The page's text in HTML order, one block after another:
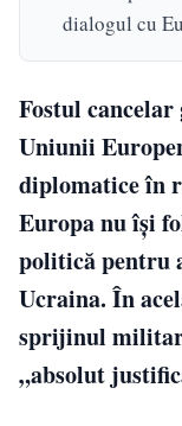
dialogul cu
Fostul
Uniunii
diplomatice în
Europa nu își
politică pentru
Ucraina. În
sprijinul
„absolut